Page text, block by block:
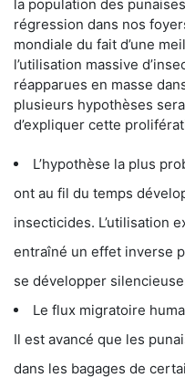
la population des
régression dans nos
mondiale du fait d’une
l’utilisation massive
réapparues en masse
plusieurs hypothèses
d’expliquer cette
L’hypothèse la plus
ont au fil du temps
insecticides. L’utilisation
entraîné un effet inverse
se développer
Le flux migratoire
Il est avancé que les
dans les bagages de